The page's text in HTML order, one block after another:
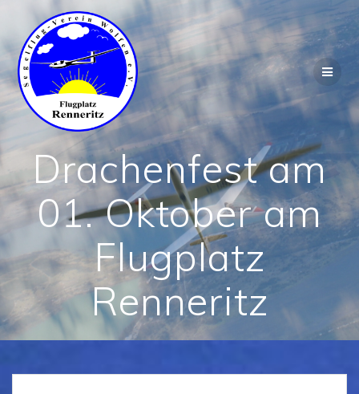
Inhalt
Drachenfest am
01. Oktober am
Flugplatz
Renneritz